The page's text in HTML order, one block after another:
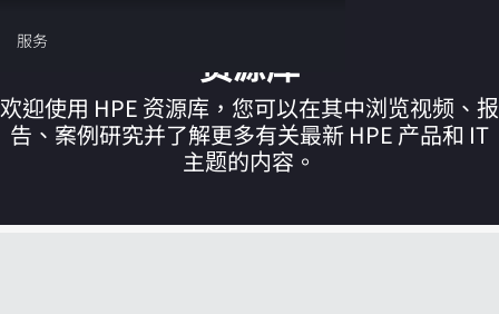
目
录服务
您的购物车目前是空的
资源库
欢迎使用 HPE 资源库，您可以在其中浏览视频、报
告、案例研究并了解更多有关最新 HPE 产品和 IT
主题的内容。